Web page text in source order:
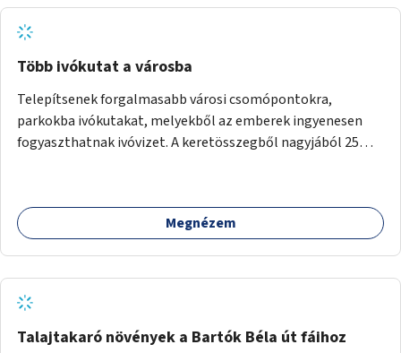
Több ivókutat a városba
Telepítsenek forgalmasabb városi csomópontokra,
parkokba ivókutakat, melyekből az emberek ingyenesen
fogyaszthatnak ivóvizet. A keretösszegből nagyjából 25
Megnézem
Talajtakaró növények a Bartók Béla út fáihoz